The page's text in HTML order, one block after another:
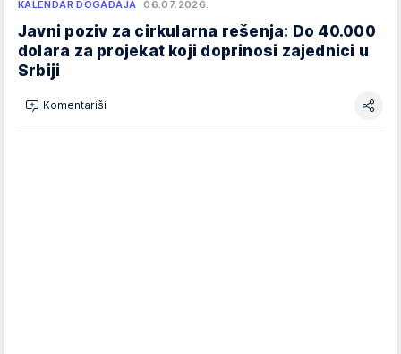
KALENDAR DOGAĐAJA 06.07.2026.
Javni poziv za cirkularna rešenja: Do 40.000
dolara za projekat koji doprinosi zajednici u
Srbiji
Komentariši